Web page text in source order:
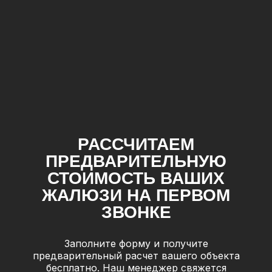
РАССЧИТАЕМ
ПРЕДВАРИТЕЛЬНУЮ
СТОИМОСТЬ ВАШИХ
ЖАЛЮЗИ НА ПЕРВОМ
ЗВОНКЕ
Заполните форму и получите
предварительный расчет вашего объекта
бесплатно. Наш менеджер свяжется